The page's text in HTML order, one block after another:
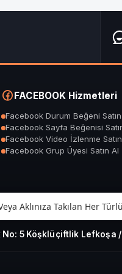
FACEBOOK Hizmetleri
Facebook Durum Beğeni
Facebook Sayfa Beğenisi
Facebook Video İzlenme
Facebook Grup Üyesi Satın Al
5 Köşklüçiftlik Lefkoşa /
Aklınıza Takılan Her